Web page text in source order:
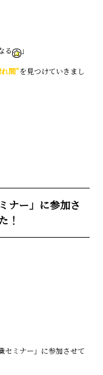
る
」
間”を見つけていきまし
ナー」に参加さ
！
セミナー」に参加させて